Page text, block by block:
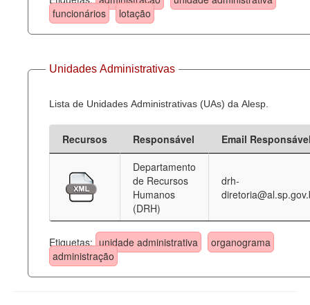
funcionários
lotação
Unidades Administrativas
Lista de Unidades Administrativas (UAs) da Alesp.
Recursos Responsável
Email
Departamento
de Recursos
Humanos
(DRH)
drh-
Etiquetas: unidade administrativa
organograma
administração